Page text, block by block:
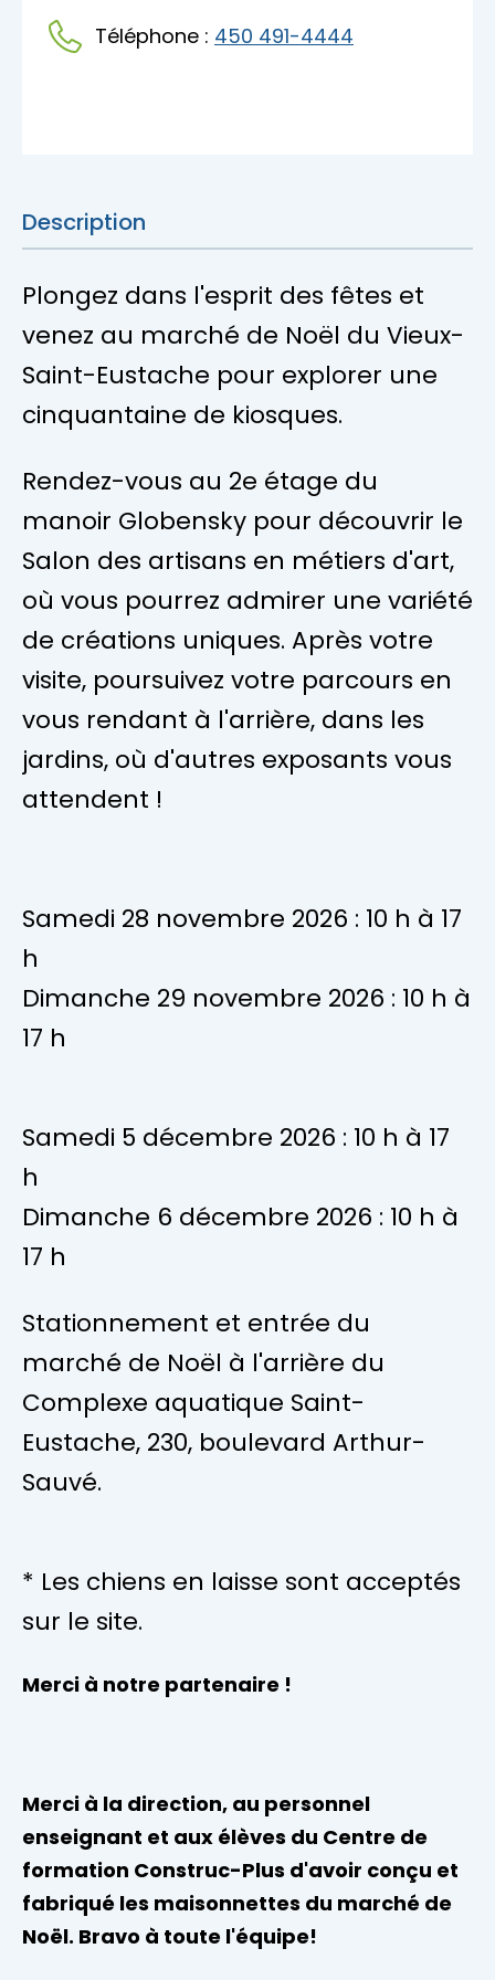
Accès membre
Téléphone : 450 491-4444
Description
Plongez dans l'esprit des fêtes et
venez au marché de Noël du Vieux-
Saint-Eustache pour explorer une
cinquantaine de kiosques.
Rendez-vous au 2e étage du
manoir Globensky pour découvrir le
Salon des artisans en métiers d'art,
où vous pourrez admirer une variété
de créations uniques. Après votre
visite, poursuivez votre parcours en
vous rendant à l'arrière, dans les
jardins, où d'autres exposants vous
attendent !
Samedi 28 novembre 2026 : 10 h à 17
h
Dimanche 29 novembre 2026 : 10 h à
17 h
Samedi 5 décembre 2026 : 10 h à 17
h
Dimanche 6 décembre 2026 : 10 h à
17 h
Stationnement et entrée du
marché de Noël à l'arrière du
Complexe aquatique Saint-
Eustache, 230, boulevard Arthur-
Sauvé.
* Les chiens en laisse sont acceptés
sur le site.
Merci à notre partenaire !
Merci à la direction, au personnel
enseignant et aux élèves du Centre de
formation Construc-Plus d'avoir conçu et
fabriqué les maisonnettes du marché de
Noël. Bravo à toute l'équipe!